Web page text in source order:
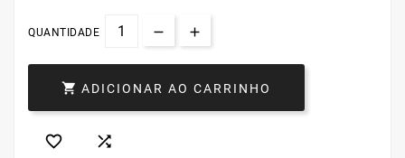
QUANTIDADE
 ADICIONAR AO CARRINHO
 